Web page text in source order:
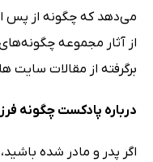
می‌دهد که چگونه از پس
از آثار مجموعه
برگرفته از مقالات سایت
درباره پادکست چگونه
اگر پدر و مادر شده